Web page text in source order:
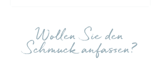
Wollen Sie den
Schmuck anfassen?